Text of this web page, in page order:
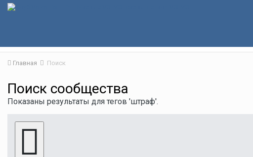
Главная Поиск
Поиск сообщества
Показаны результаты для тегов 'штраф'.